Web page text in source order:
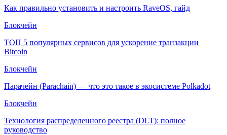
Как правильно установить и настроить RaveOS, гайд
Блокчейн
ТОП 5 популярных сервисов для ускорение транзакции
Bitcoin
Блокчейн
Парачейн (Parachain) — что это такое в экосистеме Polkadot
Блокчейн
Технология распределенного реестра (DLT): полное
руководство